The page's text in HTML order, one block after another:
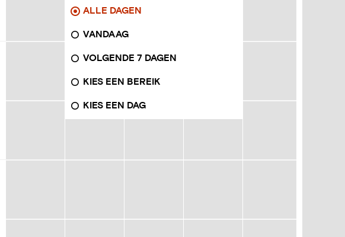
ALLE DAGEN
VANDAAG
VOLGENDE 7 DAGEN
KIES EEN BEREIK
KIES EEN DAG